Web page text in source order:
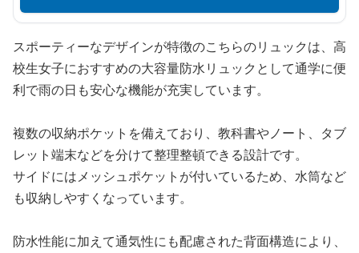
スポーティーなデザインが特徴のこちらのリュックは、高
校生女子におすすめの大容量防水リュックとして通学に便
利で雨の日も安心な機能が充実しています。
複数の収納ポケットを備えており、教科書やノート、タブ
レット端末などを分けて整理整頓できる設計です。
サイドにはメッシュポケットが付いているため、水筒など
も収納しやすくなっています。
防水性能に加えて通気性にも配慮された背面構造により、